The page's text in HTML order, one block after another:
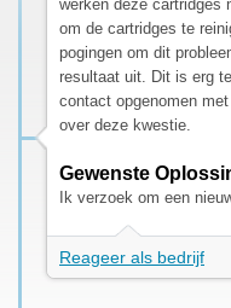
werken deze cartridges
om de cartridges te
pogingen om dit
resultaat uit. Dit is erg
contact opgenomen
over deze kwestie.
Gewenste
Ik verzoek om een
Reageer als bedrijf